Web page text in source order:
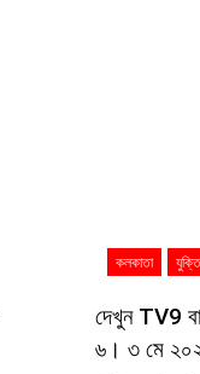
কলকাতা
দেখুন TV9
৬। ৩ মে